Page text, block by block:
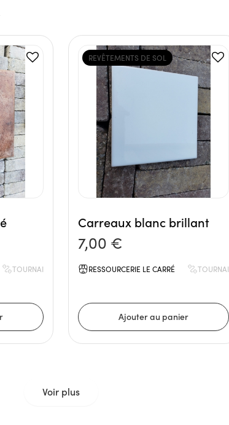
TOURNAI
REVÊTEMENTS DE SOL
Carreaux blanc brillant
7,00 €
RESSOURCERIE LE CARRÉ TOURNAI
Voir plus